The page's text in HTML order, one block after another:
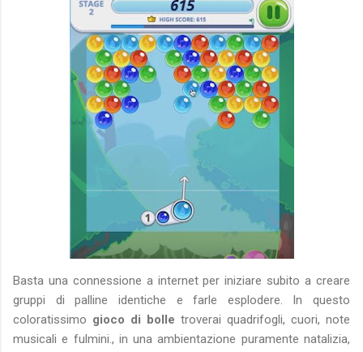
Basta una connessione a internet per iniziare subito a creare
gruppi di palline identiche e farle esplodere. In questo
coloratissimo gioco di bolle troverai quadrifogli, cuori, note
musicali e fulmini., in una ambientazione puramente natalizia,